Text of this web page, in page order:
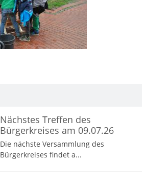
Nächstes Treffen des
Bürgerkreises am 09.07.26
Die nächste Versammlung des
Bürgerkreises findet a...